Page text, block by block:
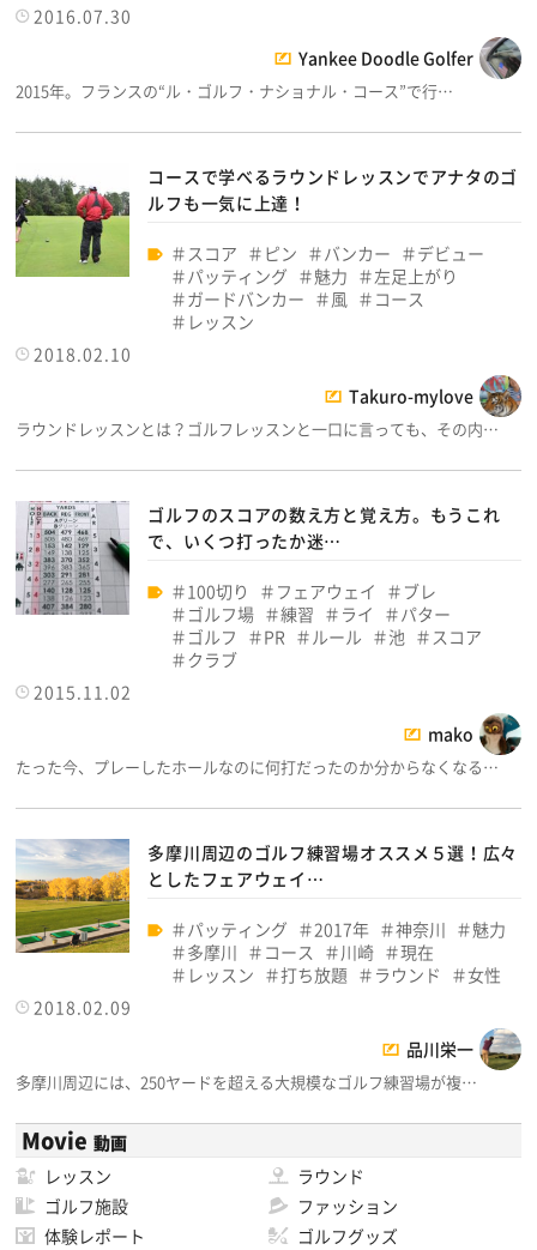
2016.07.30
Yankee Doodle Golfer
2015年。フランスの“ル・ゴルフ・ナショナル・コース”で行…
コースで学べるラウンドレッスンでアナタのゴ
ルフも一気に上達！
スコア ピン バンカー
デビュー
パッティング
魅力
左足上がり
ガードバンカー
風
コース
レッスン
2018.02.10
Takuro-mylove
ラウンドレッスンとは？ゴルフレッスンと一口に言っても、その内…
ゴルフのスコアの数え方と覚え方。もうこれ
で、いくつ打ったか迷…
100切り フェアウェイ
ブレ
ゴルフ場
練習 ライ
パター
ゴルフ
PR ルール 池
スコア
クラブ
2015.11.02
mako
たった今、プレーしたホールなのに何打だったのか分からなくなる…
多摩川周辺のゴルフ練習場オススメ５選！広々
としたフェアウェイ…
パッティング 2017年 神奈川
魅力
多摩川
コース 川崎
現在
レッスン
打ち放題 ラウンド
女性
2018.02.09
品川栄一
多摩川周辺には、250ヤードを超える大規模なゴルフ練習場が複…
Movie 動画
レッスン
ラウンド
ゴルフ施設
ファッション
体験レポート
ゴルフグッズ